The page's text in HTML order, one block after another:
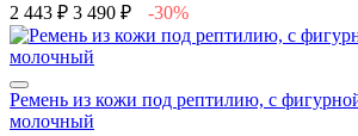
2 443 ₽ 3 490 ₽ -30%
Ремень из кожи под рептилию, с
молочный